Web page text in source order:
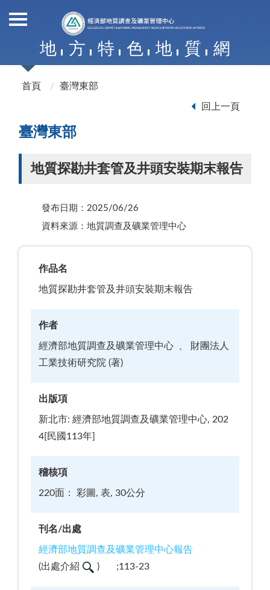
地 方 特 色 地 質 網
首頁 臺灣東部
回上一頁
臺灣東部
地質探勘井套管及井頭安裝期末報告
發布日期：2025/06/26
資料來源：地質調查及礦業管理中心
作品名
地質探勘井套管及井頭安裝期末報告
作者
經濟部地質調查及礦業管理中心
財團法人
工業技術研究院 (著)
出版項
新北市: 經濟部地質調查及礦業管理中心, 202
4[民國113年]
稽核項
220面： 彩圖, 表, 30公分
刊名/出處
經濟部地質調查及礦業管理中心報告
(出處介紹 ) ;113-23